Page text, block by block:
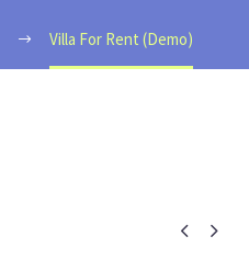
Villa For Rent (Demo)
 